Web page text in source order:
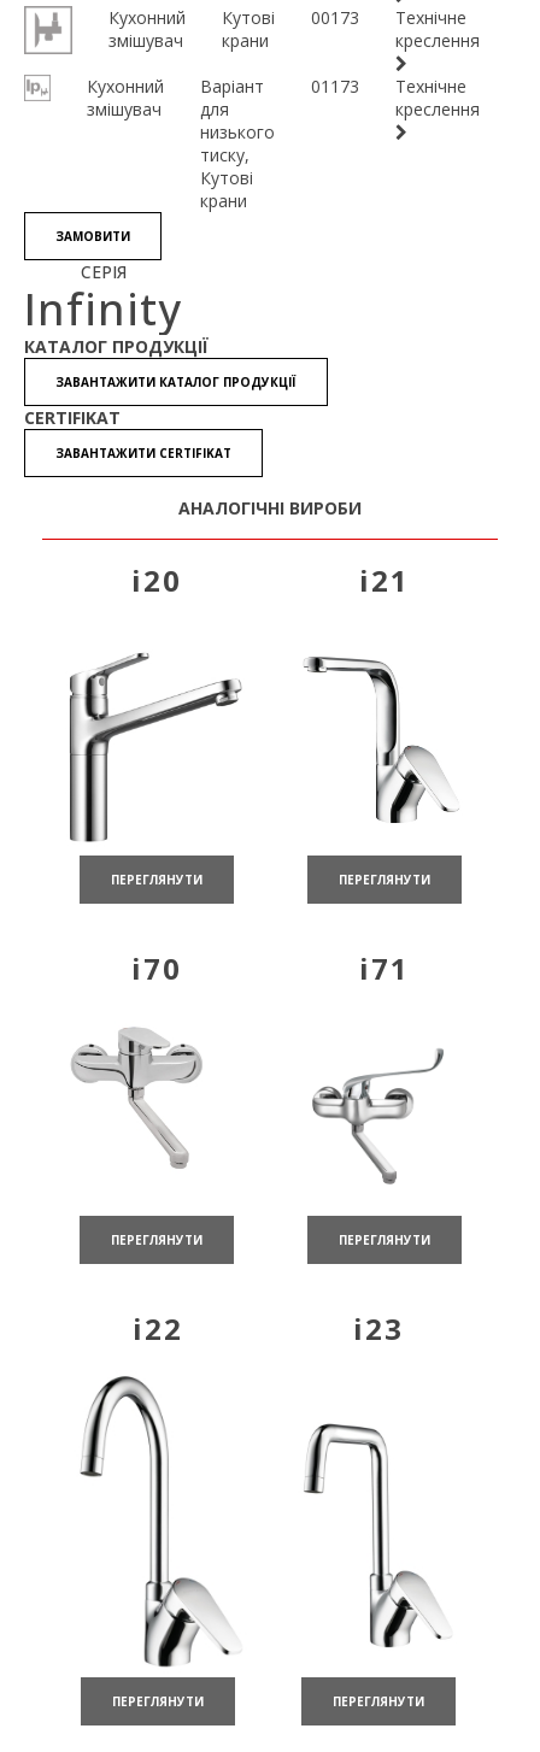
Кухонний
змішувач
Кутові
крани
00173
Технічне
креслення
Кухонний
змішувач
Варіант
для
низького
тиску,
Кутові
крани
01173
Технічне
креслення
ЗАМОВИТИ
СЕРІЯ
Infinity
КАТАЛОГ ПРОДУКЦІЇ
ЗАВАНТАЖИТИ КАТАЛОГ ПРОДУКЦІЇ
CERTIFIKAT
ЗАВАНТАЖИТИ CERTIFIKAT
АНАЛОГІЧНІ ВИРОБИ
i20
ПЕРЕГЛЯНУТИ
i21
ПЕРЕГЛЯНУТИ
i70
ПЕРЕГЛЯНУТИ
i71
ПЕРЕГЛЯНУТИ
i22
ПЕРЕГЛЯНУТИ
i23
ПЕРЕГЛЯНУТИ